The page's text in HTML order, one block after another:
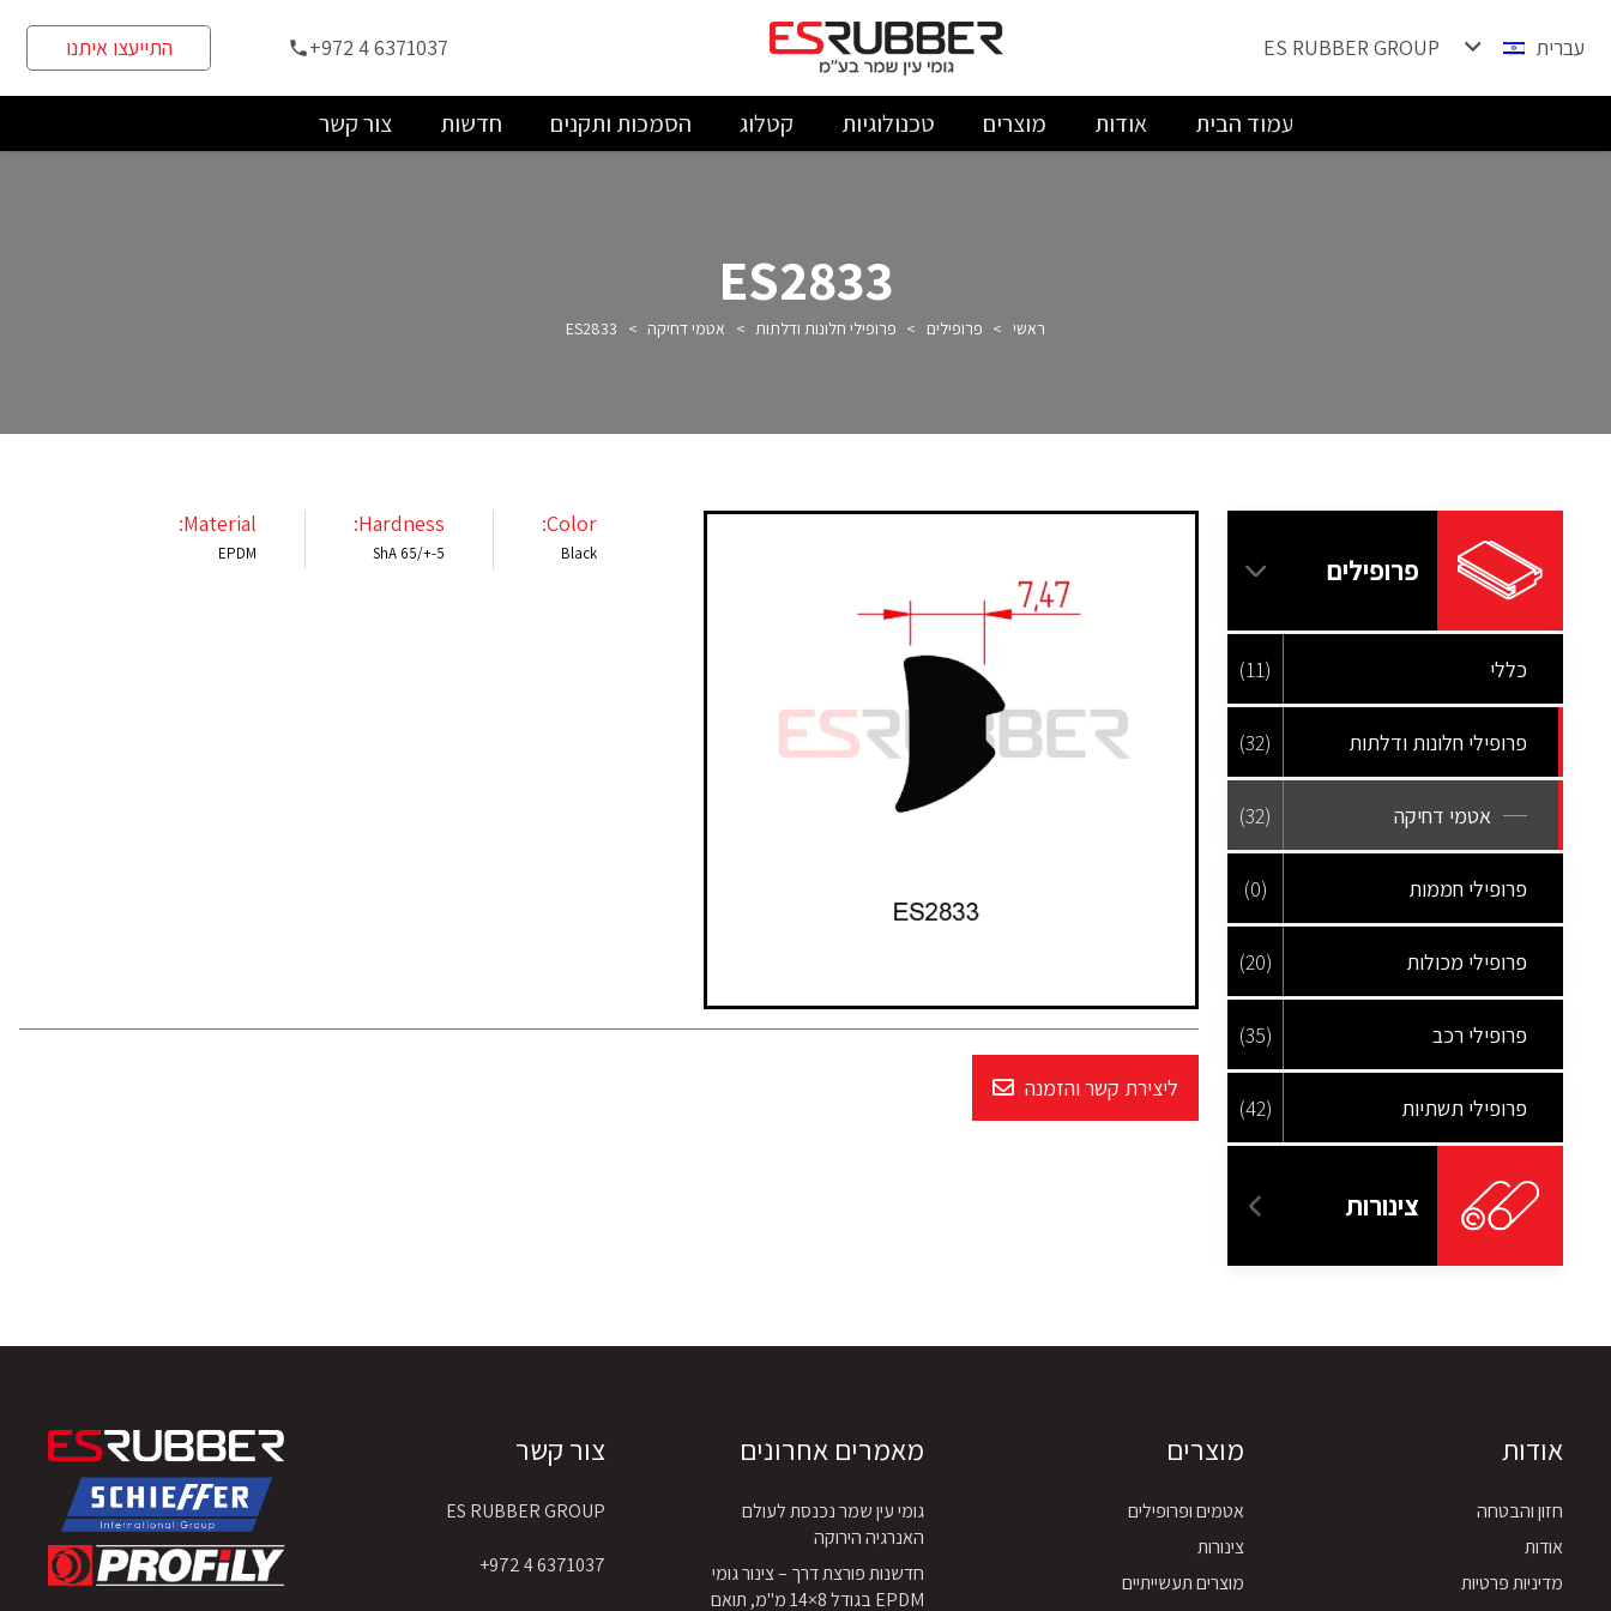
התייעצו איתנו phone+972 4 6371037 ES RUBBER GROUP עברית
עמוד הבית אודות מוצרים טכנולוגיות קטלוג הסמכות ותקנים חדשות צור קשר
ES2833
ראשי > פרופילים > פרופילי חלונות ודלתות > אטמי דחיקה >
ES2833
פרופילים
כללי (11)
פרופילי חלונות ודלתות (32)
אטמי דחיקה (32)
פרופילי חממות (0)
פרופילי מכולות (20)
פרופילי רכב (35)
פרופילי תשתיות (42)
צינורות
Color:
Black
Hardness:
ShA 65/+-5
Material:
EPDM
ליצירת קשר והזמנה
אודות
חזון והבטחה
אודות
מדיניות פרטיות
מוצרים
אטמים ופרופילים
צינורות
מוצרים תעשייתיים
מאמרים אחרונים
גומי עין שמר נכנסת לעולם
האנרגיה הירוקה
חדשנות פורצת דרך – צינור גומי
EPDM בגודל 8×14 מ"מ, תואם
צור קשר
ES RUBBER GROUP
6371037 4 972+